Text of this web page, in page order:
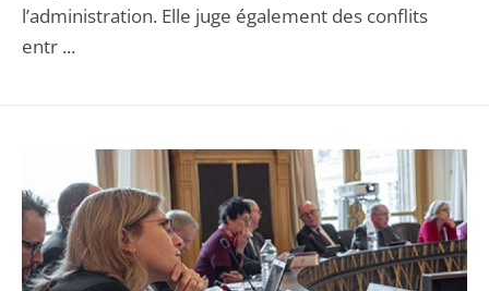
l’administration. Elle juge également des conflits
entr ...